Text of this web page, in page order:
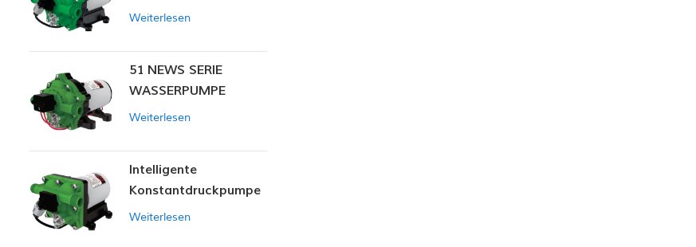
MEMBRANPUMPE
Weiterlesen
51 NEWS SERIE
WASSERPUMPE
Weiterlesen
Intelligente
Konstantdruckpumpe
der Serie ZN-42
Weiterlesen